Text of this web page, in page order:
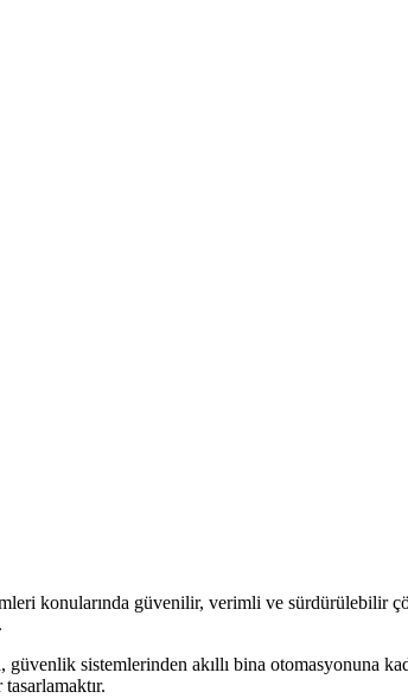
konularında güvenilir, verimli ve sürdürülebilir
güvenlik sistemlerinden akıllı bina otomasyonuna